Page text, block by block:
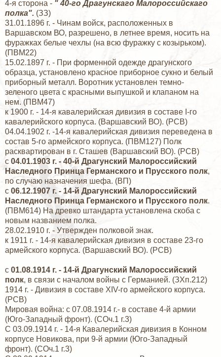
4-я сторона - " 40-го Драгунскаго Малороссийскаго
полка". (ЗЗ)
31.01.1896 г. - Чинам войск, расположенных в
Варшавском ВО, разрешено, в летнее время, носить на
фуражках белые чехлы (на всю фуражку с козырьком).
(ПВМ22)
15.02.1897 г. - При форменной одежде драгунского
образца, установлено красное приборное сукно и белый
приборный металл. Воротник установлен темно-
зеленого цвета с красными выпушкой и клапаном на
нем. (ПВМ47)
к 1900 г. - 14-я кавалерийская дивизия в составе I-го
кавалерийского корпуса. (Варшавский ВО). (РСВ)
04.04.1902 г. -14-я кавалерийская дивизия переведена в
состав 5-го армейского корпуса. (ПВМ127) Полк
расквартирован в г. Сташев (Варшавский ВО). (РСВ)
с 04.01.1903 г. - 40-й Драгунский Малороссийский
Наследного Принца Германского и Прусского полк,
по случаю назначения шефа. (ВП)
с 06.12.1907 г. - 14-й Драгунский Малороссийский
Наследного Принца Германского и Прусского полк.
(ПВМ614) На древко штандарта установлена скоба с
новым названием полка.
28.02.1910 г. - Утвержден полковой знак.
к 1911 г. - 14-я кавалерийская дивизия в составе 23-го
армейского корпуса. (Варшавский ВО). (РСВ)
с 01.08.1914 г. - 14-й Драгунский Малороссийский
полк, в связи с началом войны с Германией. (ЗХп.212)
1914 г. - Дивизия в составе XIV-го армейского корпуса.
(РСВ)
Мировая война: с 07.08.1914 г.- в составе 4-й армии
(Юго-Западный фронт). (СОч.1 г.3)
С 03.09.1914 г. - 14-я Кавалерийская дивизия в Конном
корпусе Новикова, при 9-й армии (Юго-Западный
фронт). (СОч.1 г.3)